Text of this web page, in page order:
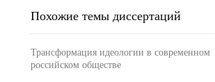
Похожие темы диссертаций
Трансформация идеологии в современном
российском обществе